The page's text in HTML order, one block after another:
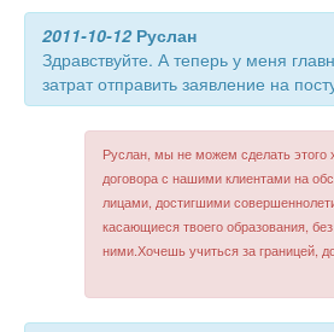
2011-10-12Руслан
Здравствуйте. А теперь у меня
затрат отправить заявление на
Руслан, мы не можем сделать
договора с нашими клиентами на
лицами, достигшими
касающиеся твоего образования,
ними.Хочешь учиться за границей,